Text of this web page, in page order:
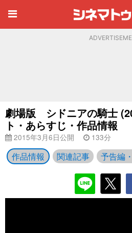
劇場版 シドニアの騎士
ト・あらすじ・作品情報
2015年3月6日公開 133分
作品情報 関連記事 予告編